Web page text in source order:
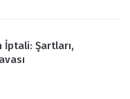
İptali: Şartları,